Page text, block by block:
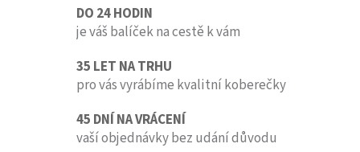
DO 24 HODIN
je váš balíček na cestě k vám
35 LET NA TRHU
pro vás vyrábíme kvalitní koberečky
45 DNÍ NA VRÁCENÍ
vaší objednávky bez udání důvodu